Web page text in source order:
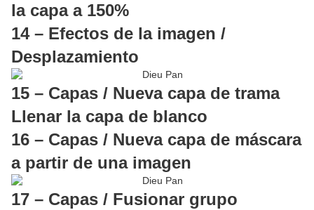
la capa a 150%
14 – Efectos de la imagen /
Desplazamiento
15 – Capas / Nueva capa de trama
Llenar la capa de blanco
16 – Capas / Nueva capa de máscara
a partir de una imagen
17 – Capas / Fusionar grupo